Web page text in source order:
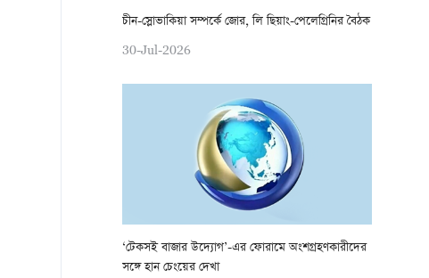
চীন-স্লোভাকিয়া সম্পর্কে জোর, লি ছিয়াং-পেলেগ্রিনির বৈঠক
30-Jul-2026
‘টেকসই বাজার উদ্যোগ’-এর ফোরামে অংশগ্রহণকারীদের
সঙ্গে হান চেংয়ের দেখা